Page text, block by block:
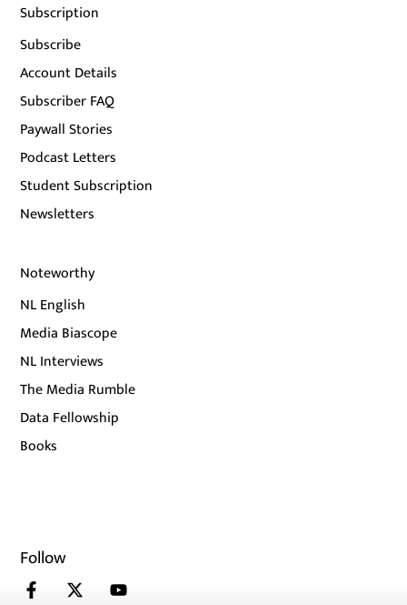
Subscription
Subscribe
Account Details
Subscriber FAQ
Paywall Stories
Podcast Letters
Student Subscription
Newsletters
Noteworthy
NL English
Media Biascope
NL Interviews
The Media Rumble
Data Fellowship
Books
Follow